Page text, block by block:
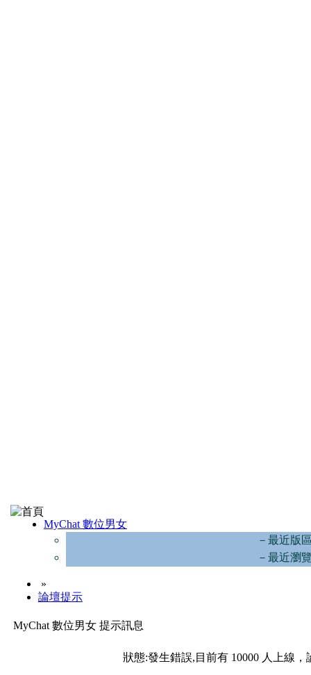
MyChat 數位男女
－最近版
－最近瀏
»
論壇提示
MyChat 數位男女 提示訊息
狀態:發生錯誤,目前有 10000 人上線